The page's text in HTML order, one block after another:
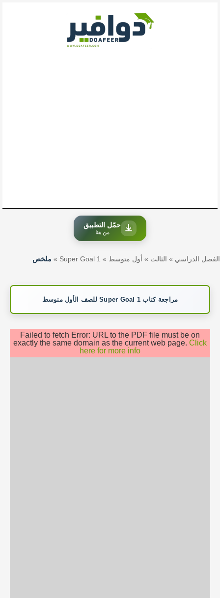
حمّل التطبيق
من هنا
الفصل الدراسي » الثالث » أول متوسط »
Super Goal 1
» ملخص
مراجعة كتاب Super Goal 1 للصف الأول متوسط
Failed to fetch Error: URL to the PDF file must be on
exactly the same domain as the current web page. Click
here for more info